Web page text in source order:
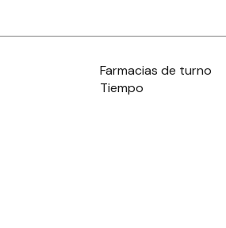
Farmacias de turno
Tiempo